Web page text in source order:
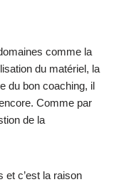
comme la
du matériel, la
du bon coaching, il
Comme par
de la
et c’est la raison